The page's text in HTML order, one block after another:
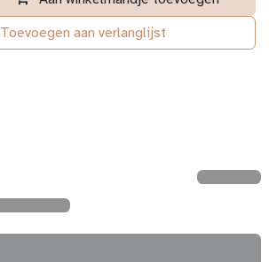
Toevoegen aan verlanglijst